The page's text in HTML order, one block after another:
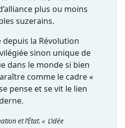
plus ou moins
suzerains.
la Révolution
sinon unique de
dans le monde si bien
comme le cadre «
pense et se vit le lien
et l’État. « L’idée